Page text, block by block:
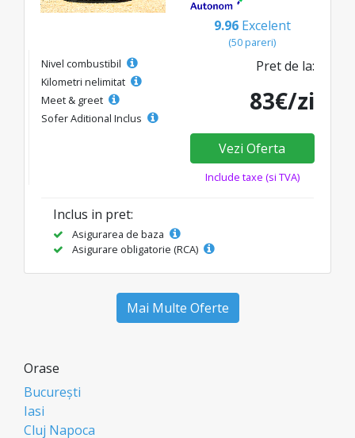
9.96 Excelent
(50 pareri)
Nivel combustibil
Kilometri nelimitat
Meet & greet
Sofer Aditional Inclus
Pret de la:
83€/zi
Vezi Oferta
Include taxe (si TVA)
Inclus in pret:
Asigurarea de baza
Asigurare obligatorie (RCA)
Mai Multe Oferte
Orase
București
Iasi
Cluj Napoca